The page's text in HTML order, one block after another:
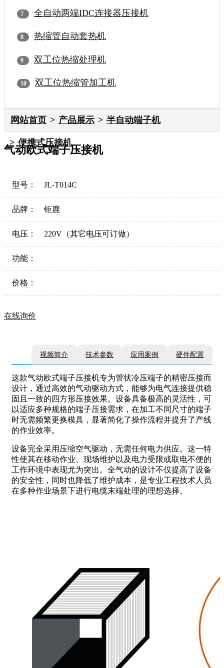
全自动两端IDC连接器压接机
热缩管自动套热机
双工位热缩处理机
双工位热缩管加工机
网站首页 产品展示 半自动端子机
便携式压接机
气动欧式端子压接机
型号： JL-T014C
品牌： 钜鹿
电压： 220V（其它电压可订做）
功能：
价格：
在线询价
视频简介 技术参数 应用案例 硬件配置
这款气动欧式端子压接机专为管状冷压端子的精密压接而
设计，通过高效的气动驱动方式，能够为电气连接提供稳
固且一致的四方形压接效果。设备具备极高的灵活性，可
以适应多种规格的端子压接需求，在加工不同尺寸的端子
时无需频繁更换模具，显著简化了操作流程并提升了产线
的作业效率。
设备完全采用压缩空气驱动，无需任何电力供应。这一特
性使其在移动作业、现场维护以及电力受限或取电不便的
工作环境中表现尤为突出。全气动的设计不仅提高了设备
的安全性，同时也降低了维护成本，是专业工程技术人员
在多种作业场景下进行电缆末端处理的理想选择。